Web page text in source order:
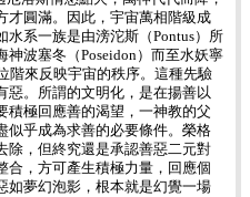
才圓滿。因此，宇宙萬相階級成
系一族是由滂沱斯（Pontus）所
波塞冬（Poseidon）而至水妖寧
階來反映宇宙的秩序。這種先驗
惡。所謂的文明化，是在揚善以
積極回應善的渴望，一神教的父
似乎成為求善的必要條件。榮格
除，但終究還是承認善惡二元對
合，方可產生積極力量，回應個
如夢幻泡影，根本就是幻覺一場